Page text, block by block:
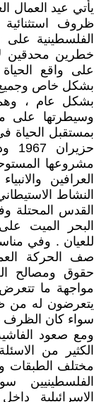
يأتي عيد العمال
ظروف
الفلسطينية
خطرين محدقين
على واقع
بشكل خاص وجميع
بشكل عام ،
وسيطرتها على
بمستقبل الحياة
مشروعها
العرافين
النشاط
القدس المحتلة
البحر الميت
للعيان . وفي
صف الحركة
حقوق ومصالح
مواجهة ما
يتعرضون له من
سواء كان الظرف
ومع صعود
الكثير من
مختلف الطبقات
الفلسطينيين
الاسرائيلية